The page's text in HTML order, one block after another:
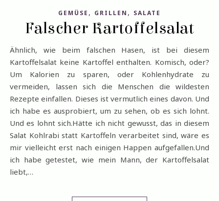
GEMÜSE , GRILLEN , SALATE
Falscher Kartoffelsalat
Ähnlich, wie beim falschen Hasen, ist bei diesem
Kartoffelsalat keine Kartoffel enthalten. Komisch, oder?
Um Kalorien zu sparen, oder Kohlenhydrate zu
vermeiden, lassen sich die Menschen die wildesten
Rezepte einfallen. Dieses ist vermutlich eines davon. Und
ich habe es ausprobiert, um zu sehen, ob es sich lohnt.
Und es lohnt sich.Hätte ich nicht gewusst, das in diesem
Salat Kohlrabi statt Kartoffeln verarbeitet sind, wäre es
mir vielleicht erst nach einigen Happen aufgefallen.Und
ich habe getestet, wie mein Mann, der Kartoffelsalat
liebt,…